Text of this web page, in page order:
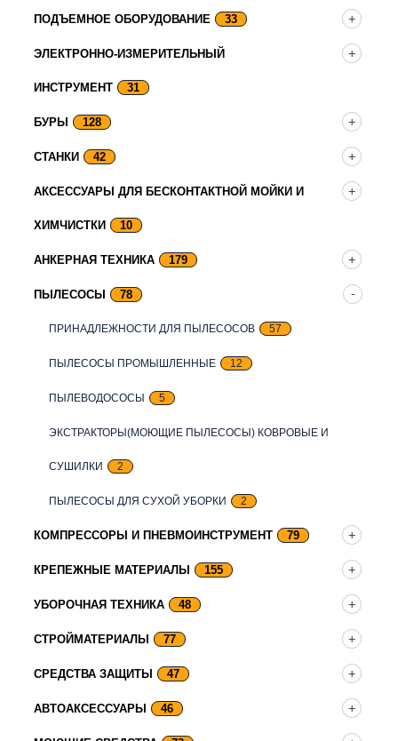
ПОДЪЕМНОЕ ОБОРУДОВАНИЕ 33
ЭЛЕКТРОННО-ИЗМЕРИТЕЛЬНЫЙ
ИНСТРУМЕНТ 31
БУРЫ 128
СТАНКИ 42
АКСЕССУАРЫ ДЛЯ БЕСКОНТАКТНОЙ МОЙКИ И
ХИМЧИСТКИ 10
АНКЕРНАЯ ТЕХНИКА 179
ПЫЛЕСОСЫ 78
ПРИНАДЛЕЖНОСТИ ДЛЯ ПЫЛЕСОСОВ 57
ПЫЛЕСОСЫ ПРОМЫШЛЕННЫЕ 12
ПЫЛЕВОДОСОСЫ 5
ЭКСТРАКТОРЫ(МОЮЩИЕ ПЫЛЕСОСЫ) КОВРОВЫЕ И
СУШИЛКИ 2
ПЫЛЕСОСЫ ДЛЯ СУХОЙ УБОРКИ 2
КОМПРЕССОРЫ И ПНЕВМОИНСТРУМЕНТ 79
КРЕПЕЖНЫЕ МАТЕРИАЛЫ 155
УБОРОЧНАЯ ТЕХНИКА 48
СТРОЙМАТЕРИАЛЫ 77
СРЕДСТВА ЗАЩИТЫ 47
АВТОАКСЕССУАРЫ 46